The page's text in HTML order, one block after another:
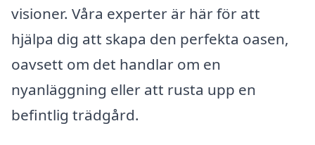
visioner. Våra experter är här för att
hjälpa dig att skapa den perfekta oasen,
oavsett om det handlar om en
nyanläggning eller att rusta upp en
befintlig trädgård.